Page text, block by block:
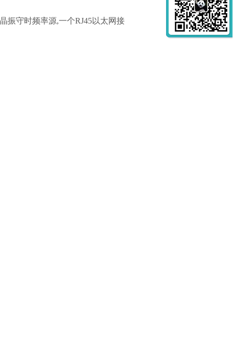
振守时频率源,一个RJ45以太网接